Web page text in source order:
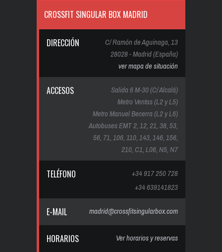
CROSSFIT SINGULAR BOX MADRID
DIRECCIÓN
C/ Ramón de Aguinaga, 13
28028 - Madrid (España)
ver mapa de situación
ACCESOS
Salida 6 M-30 (C/ Alcalá)
Metro Ventas (L2 y L5)
Metro Manuel Becerra (L2 y L6)
Autobuses EMT 2, 12, 21, 38, 53,
56, 71, 106, 110, 143, 146, 156,
210, C1, L06, N5, N7
TELÉFONO
+34 917 250 728
+34 639141823
E-MAIL madrid@crossfitsingularbox.com
HORARIOS Ver horarios y reservas